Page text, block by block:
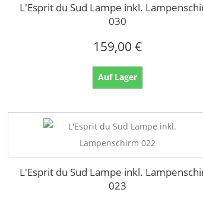
L'Esprit du Sud Lampe inkl.
030
159,00 €
Auf Lager
L'Esprit du Sud Lampe inkl.
023